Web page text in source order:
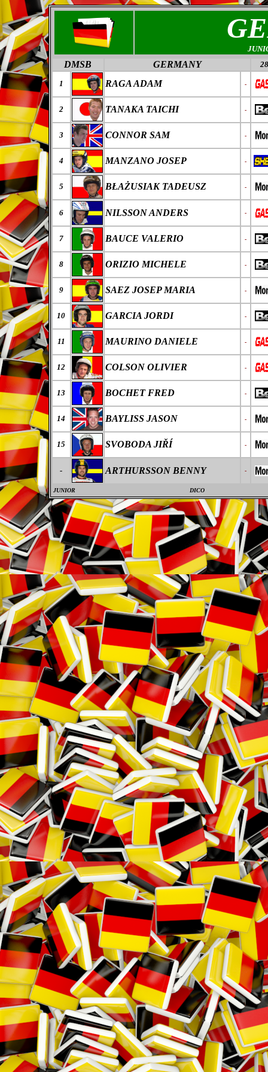
DMSB GERMANY
1 RAGA ADAM -
2 TANAKA TAICHI -
3 CONNOR SAM -
4 MANZANO JOSEP -
5 BŁAŻUSIAK TADEUSZ -
6 NILSSON ANDERS -
7 BAUCE VALERIO -
8 ORIZIO MICHELE -
9 SAEZ JOSEP MARIA -
10 GARCIA JORDI -
11 MAURINO DANIELE -
12 COLSON OLIVIER -
13 BOCHET FRED -
14 BAYLISS JASON -
15 SVOBODA JIŘÍ -
- ARTHURSSON BENNY -
JUNIOR DICO